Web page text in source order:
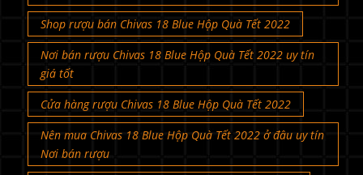
Shop rượu bán Chivas 18 Blue Hộp Quà Tết 2022
Nơi bán rượu Chivas 18 Blue Hộp Quà Tết 2022 uy tín
giá tốt
Cửa hàng rượu Chivas 18 Blue Hộp Quà Tết 2022
Nên mua Chivas 18 Blue Hộp Quà Tết 2022 ở đâu uy tín
Nơi bán rượu